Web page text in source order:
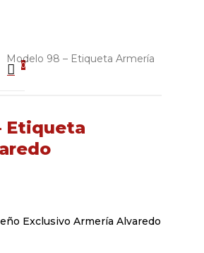
0
Modelo 98 – Etiqueta Armería
Etiqueta
Exclusivo Armería Alvaredo